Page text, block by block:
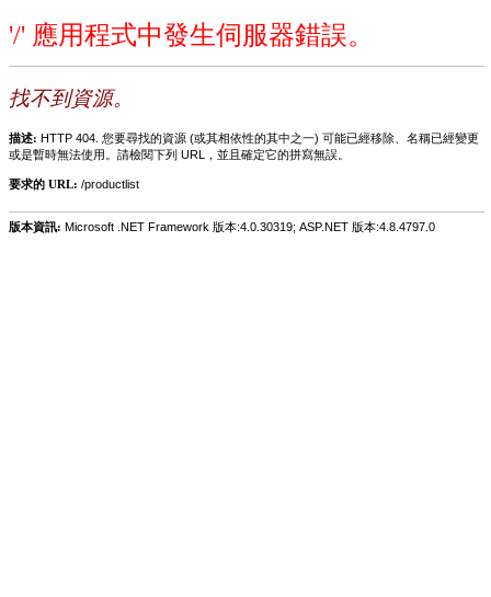
'/' 應用程式中發生伺服器錯誤。
找不到資源。
描述: HTTP 404. 您要尋找的資源 (或其相依性的其中之一) 可能已經移除、名稱已經變更
或是暫時無法使用。請檢閱下列 URL，並且確定它的拼寫無誤。
要求的 URL: /productlist
版本資訊: Microsoft .NET Framework 版本:4.0.30319; ASP.NET 版本:4.8.4797.0